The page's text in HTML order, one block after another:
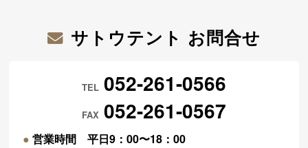
サトウテント お問合せ
TEL 052-261-0566
FAX 052-261-0567
● 営業時間 平日9：00〜18：00